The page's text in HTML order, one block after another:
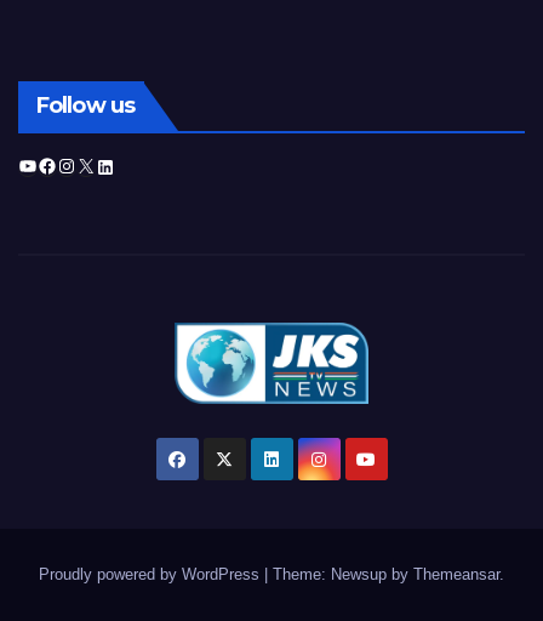
Follow us
YouTube
Facebook
Instagram
X LinkedIn
Proudly powered by WordPress Theme: Newsup by Themeansar.